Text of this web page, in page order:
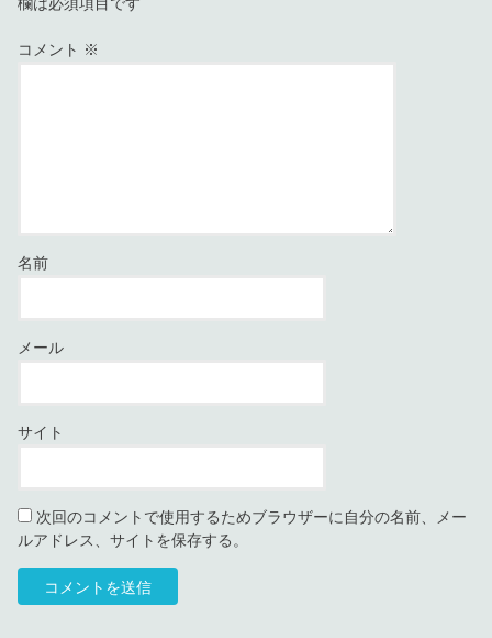
コメント ※
名前
メール
サイト
次回のコメントで使用するためブラウザーに自分の名前、メー
ルアドレス、サイトを保存する。